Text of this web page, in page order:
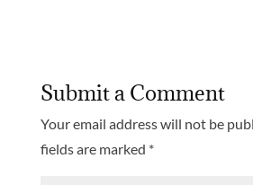
Submit a Comment
Your email address will not be
fields are marked *